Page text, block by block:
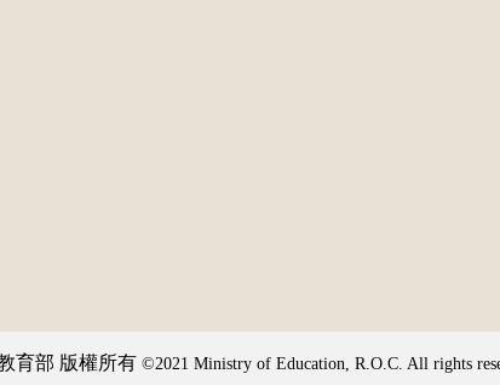
育部 版權所有 ©2021 Ministry of Education, R.O.C. All rights